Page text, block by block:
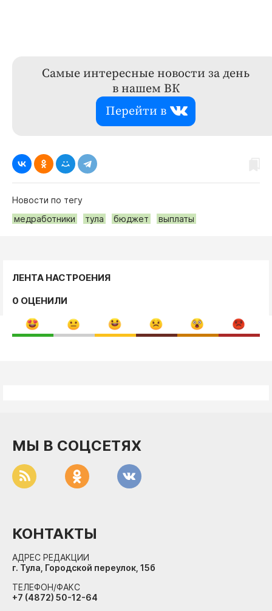
Самые интересные новости за день
в нашем ВК
Перейти в
Новости по тегу
медработники
тула бюджет выплаты
ЛЕНТА НАСТРОЕНИЯ
0 ОЦЕНИЛИ
МЫ В СОЦСЕТЯХ
КОНТАКТЫ
АДРЕС РЕДАКЦИИ
г. Тула, Городской переулок, 15б
ТЕЛЕФОН/ФАКС
+7 (4872) 50-12-64